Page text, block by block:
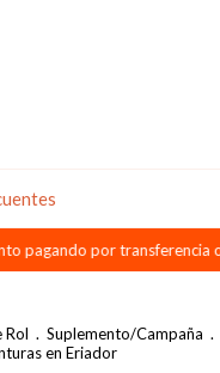
por transferencia o efectivo.
Rol . Suplemento/Campaña .
en Eriador